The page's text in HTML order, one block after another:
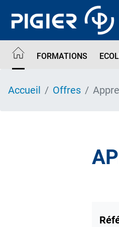
contenu
FORMATIONS
Accueil Offres